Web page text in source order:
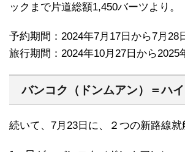
ックまで片道総額1,450バーツより。
予約期間：2024年7月17日から7月28
旅行期間：2024年10月27日から2025
バンコク（ドンムアン）＝ハ
続いて、7月23日に、２つの新路線就